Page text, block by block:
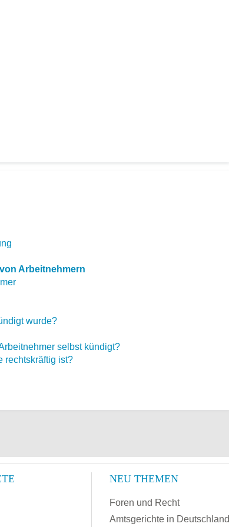
Arbeitnehmern
wurde?
selbst kündigt?
rechtskräftig ist?
NEU THEMEN
Foren und Recht
Amtsgerichte in Deutschland